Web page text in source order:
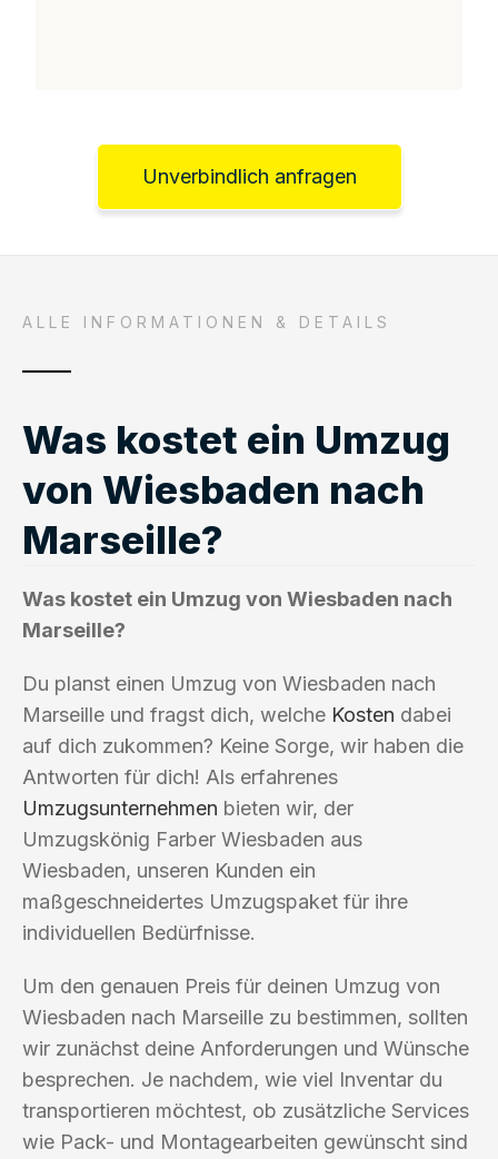
Unverbindlich anfragen
ALLE INFORMATIONEN & DETAILS
Was kostet ein Umzug
von Wiesbaden nach
Marseille?
Was kostet ein Umzug von Wiesbaden nach
Marseille?
Du planst einen Umzug von Wiesbaden nach
Marseille und fragst dich, welche Kosten dabei
auf dich zukommen? Keine Sorge, wir haben die
Antworten für dich! Als erfahrenes
Umzugsunternehmen bieten wir, der
Umzugskönig Farber Wiesbaden aus
Wiesbaden, unseren Kunden ein
maßgeschneidertes Umzugspaket für ihre
individuellen Bedürfnisse.
Um den genauen Preis für deinen Umzug von
Wiesbaden nach Marseille zu bestimmen, sollten
wir zunächst deine Anforderungen und Wünsche
besprechen. Je nachdem, wie viel Inventar du
transportieren möchtest, ob zusätzliche Services
wie Pack- und Montagearbeiten gewünscht sind